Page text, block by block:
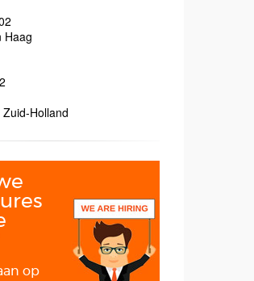
Haag
Holland
op